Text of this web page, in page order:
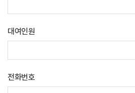
대여인원
전화번호